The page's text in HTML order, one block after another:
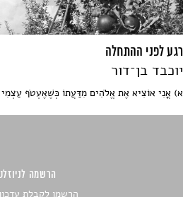
רגע לפני ההתחלה
יוכבד בן־דור
א) אֳנִי אוֹצִיא אֶת אֱלֹהִים מִדַּעֲתוֹ כְּשֶׁאֶעְטֹף עַצְמִי
הרשמה
הרשמו לקבלת